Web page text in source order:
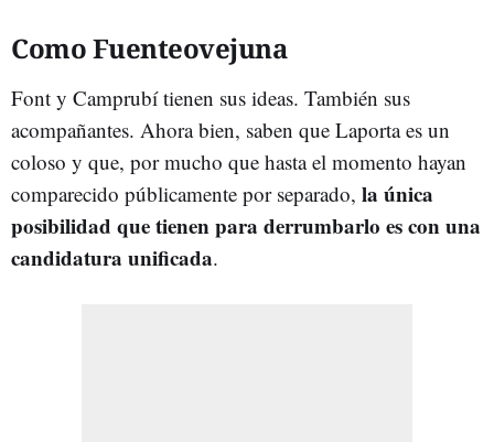
Como Fuenteovejuna
Font y Camprubí tienen sus ideas. También sus
acompañantes. Ahora bien, saben que Laporta es un
coloso y que, por mucho que hasta el momento hayan
comparecido públicamente por separado, la única
posibilidad que tienen para derrumbarlo es con una
candidatura unificada.